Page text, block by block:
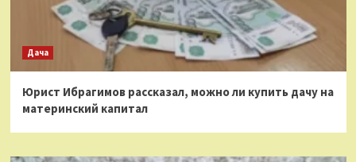
Дача
Юрист Ибрагимов рассказал, можно ли купить дачу на
материнский капитал